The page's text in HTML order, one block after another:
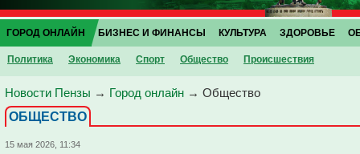
ГОРОД ОНЛАЙН
Политика Экономика Спорт Общество Проиcшествия
БИЗНЕС И ФИНАНСЫ КУЛЬТУРА ЗДОРОВЬЕ
Новости Пензы → Город онлайн → Общество
ОБЩЕСТВО
15 мая 2026, 11:34